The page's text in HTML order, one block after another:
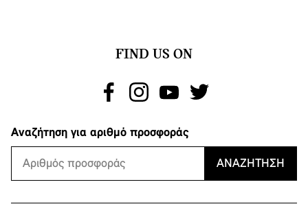
FIND US ON
Αναζήτηση για αριθμό προσφοράς
ΑΝΑΖΉΤΗΣΗ